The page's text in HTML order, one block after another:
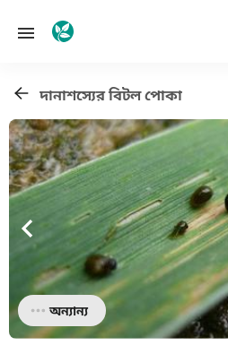
দানাশস্যের বিটল পোকা
অন্যান্য